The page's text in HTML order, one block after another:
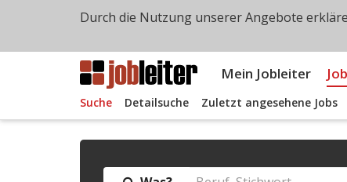
Mein Jobleiter
Suche Detailsuche Zuletzt angesehene Jobs
Durch die Nutzung unserer Angebote